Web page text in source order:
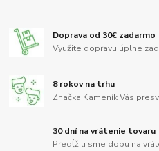
Doprava od 30€ zadarmo
Využite dopravu úplne
8 rokov na trhu
Značka Kameník Vás
30 dní na vrátenie tovaru
Predĺžili sme dobu na